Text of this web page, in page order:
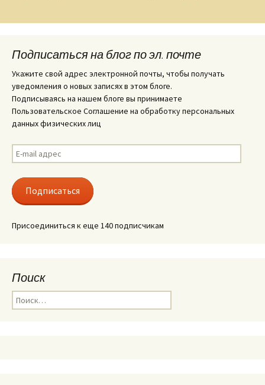
Подписаться на блог по эл. почте
Укажите свой адрес электронной почты, чтобы получать
уведомления о новых записях в этом блоге.
Подписываясь на нашем блоге вы принимаете
Пользовательское Соглашение на обработку персональных
данных физических лиц
E-
mail
Подписаться
Присоединиться к еще 140 подписчикам
Поиск
Найти: